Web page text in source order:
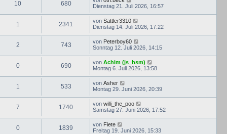
10 680
Dienstag 21. Juli 2026, 16:57
1 2341 von Sattler3310
Dienstag 14. Juli 2026, 17:22
2 743 von Peterboy60
Sonntag 12. Juli 2026, 14:15
0 690 von Achim (js_hsm)
Montag 6. Juli 2026, 13:58
1 533 von Asher
Montag 29. Juni 2026, 20:39
7 1740 von willi_the_poo
Samstag 27. Juni 2026, 17:52
0 1839 von Fiete
Freitag 19. Juni 2026, 15:33